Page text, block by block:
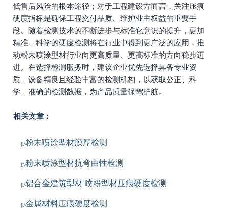
低售后风险的根本途径；对于工程建设方而言，关注压痕
硬度指标是确保工程交付品质、维护业主权益的重要手
段。随着检测技术的不断进步与标准化意识的提升，更加
精准、科学的硬度检测将在行业中得到更广泛的应用，推
动粉末喷涂型材行业向更高质量、更高标准的方向稳步迈
进。在选择检测服务时，建议企业优先选择具备专业资
质、设备精良且经验丰富的检测机构，以获取公正、科
学、准确的检测数据，为产品质量保驾护航。
相关文章：
粉末喷涂型材膜厚检测
粉末喷涂型材抗弯曲性检测
铝合金建筑型材 喷粉型材压痕硬度检测
金属材料压痕硬度检测